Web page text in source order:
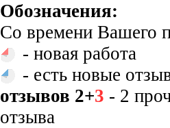
Обозначения:
Со времени Вашего
- новая работа
- есть новые
отзывов 2+3 - 2
отзыва